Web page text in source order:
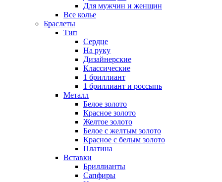
Для мужчин и женщин
Все колье
Браслеты
Тип
Сердце
На руку
Дизайнерские
Классические
1 бриллиант
1 бриллиант и россыпь
Металл
Белое золото
Красное золото
Желтое золото
Белое с желтым золото
Красное с белым золото
Платина
Вставки
Бриллианты
Сапфиры